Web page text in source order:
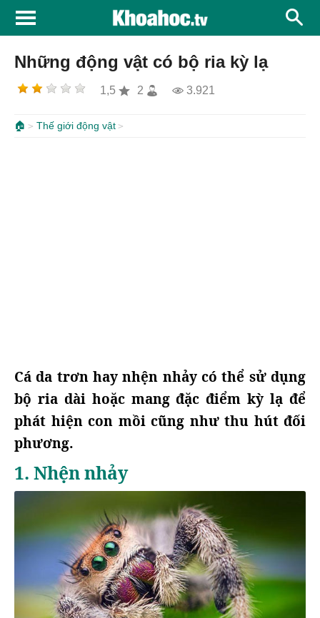
Những động vật có bộ ria kỳ lạ
1,5 2 3.921
🏠 Thế giới động vật
Cá da trơn hay nhện nhảy có thể sử dụng
bộ ria dài hoặc mang đặc điểm kỳ lạ để
phát hiện con mồi cũng như thu hút đối
phương.
1. Nhện nhảy